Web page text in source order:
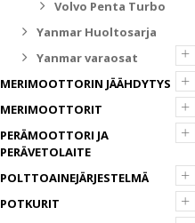
Volvo Penta Turbo
Yanmar Huoltosarja
+
Yanmar varaosat
+
MERIMOOTTORIN JÄÄHDYTYS
+
MERIMOOTTORIT
+
PERÄMOOTTORI JA
PERÄVETOLAITE
+
POLTTOAINEJÄRJESTELMÄ
+
POTKURIT